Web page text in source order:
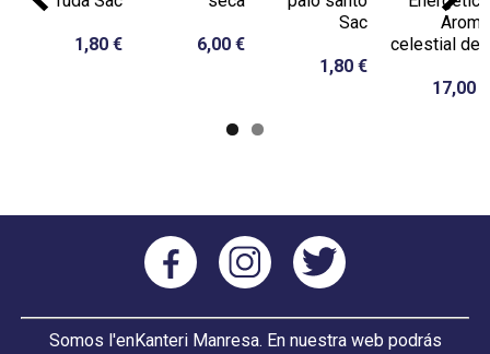
1,80 € 6,00 €
Sac
1,80 €
Aroma
celestial de...
17,00 €
Somos l'enKanteri Manresa. En nuestra web podrás